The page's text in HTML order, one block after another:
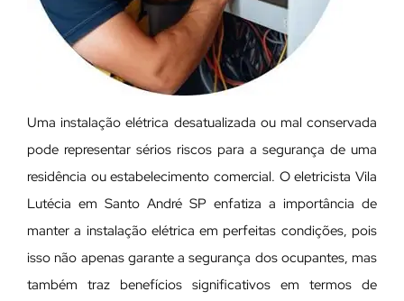
Uma instalação elétrica desatualizada ou mal conservada
pode representar sérios riscos para a segurança de uma
residência ou estabelecimento comercial. O eletricista Vila
Lutécia em Santo André SP enfatiza a importância de
manter a instalação elétrica em perfeitas condições, pois
isso não apenas garante a segurança dos ocupantes, mas
também traz benefícios significativos em termos de